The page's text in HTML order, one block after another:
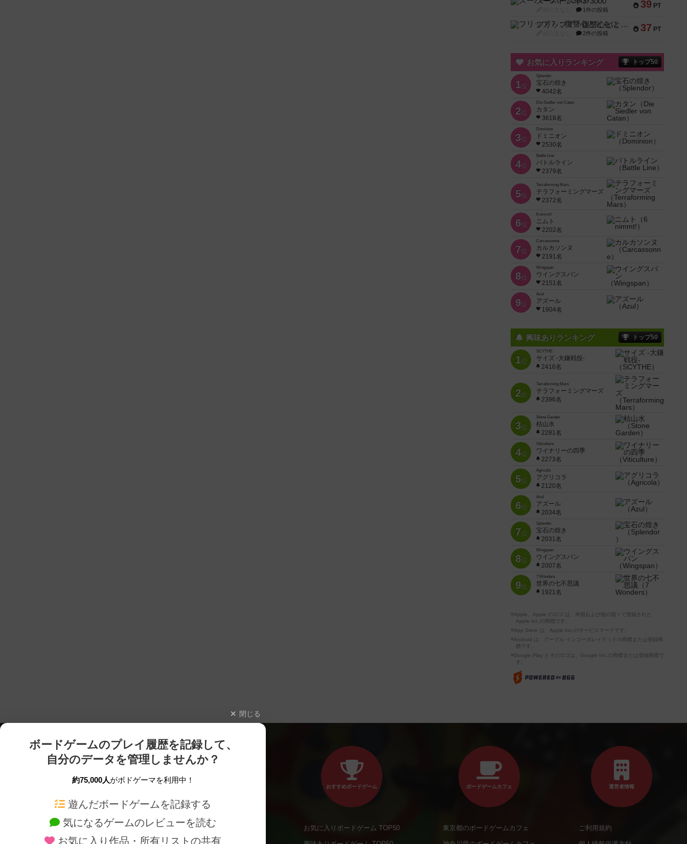
39 PT
1件の投稿
37 PT
フリップ７：復讐心とともに
2件の投稿
お気に入りランキング トップ50
1位
Splendor
宝石の煌き
4042名
2位
Die Siedler von Catan
カタン
3618名
3位
Dominion
ドミニオン
2530名
4位
Battle Line
バトルライン
2379名
5位
Terraforming Mars
テラフォーミングマーズ
2372名
6位
6 nimmt!
ニムト
2202名
7位
Carcassonne
カルカソンヌ
2191名
8位
Wingspan
ウイングスパン
2151名
9位
Azul
アズール
1904名
興味ありランキング トップ50
1位
SCYTHE
サイズ -大鎌戦役-
2416名
2位
Terraforming Mars
テラフォーミングマーズ
2396名
3位
Stone Garden
枯山水
2281名
4位
Viticulture
ワイナリーの四季
2273名
5位
Agricola
アグリコラ
2120名
6位
Azul
アズール
2034名
7位
Splendor
宝石の煌き
2031名
8位
Wingspan
ウイングスパン
2007名
9位
7 Wonders
世界の七不思議
1921名
※Apple、Apple のロゴ は、米国および他の国々で登録された
Apple Inc.の商標です。
※App Store は、Apple Inc.のサービスマークです。
※Android は、グーグル インコーポレイテッドの商標または登録商
標です。
※Google Play とそのロゴは、Google Inc.の商標または登録商標で
す。
閉じる
ボードゲームのプレイ履歴を記録して、
自分のデータを管理しませんか？
約75,000人がボドゲーマを利用中！
遊んだボードゲームを記録する
気になるゲームのレビューを読む
お気に入り作品・所有リストの共有
ボードゲームを検索する 新作・再入荷情報
おすすめボードゲーム
お気に入りボードゲーム TOP50
ボードゲームカフェ
東京都のボードゲームカフェ
運営者情報
ご利用規約